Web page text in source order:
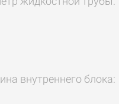
внутреннего блока: